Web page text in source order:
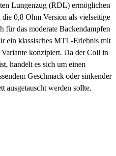
Lungenzug (RDL) ermöglichen
0,8 Ohm Version als vielseitige
das moderate Backendampfen
ein klassisches MTL-Erlebnis mit
konzipiert. Da der Coil in
handelt es sich um einen
Geschmack oder sinkender
ausgetauscht werden sollte.